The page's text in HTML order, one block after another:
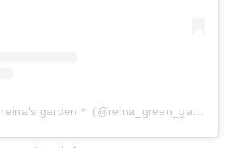
A post shared by ＊reina's garden＊ (@reina_green_garden)